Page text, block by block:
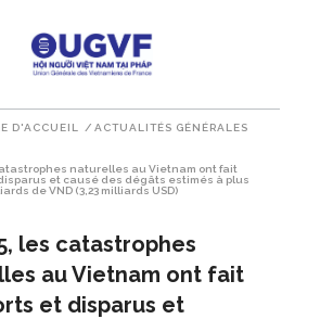
D'ACCUEIL / ACTUALITÉS GÉNÉRALES
naturelles au Vietnam ont fait
et causé des dégâts estimés à plus
de VND (3,23 milliards USD)
les catastrophes
au Vietnam ont fait
et disparus et